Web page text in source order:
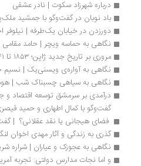
درباره شهرزاد سکوت | نادر عشقی
باد نوبان در گفت‌وگو با جمشید ملک‌پور
دورزدن در خیابان یک‌طرفه | نیلوفر اجری
نگاهی به حماسه‌ ویچر | حامد مقامی
مروری بر تاریخ جدید ژاپن؛ ۱۸۵۳ تا ۱۹۴۱ | جواد لگزیان
نگاهی به آواره‌ی ویسنی‌یک | نسیم خلیلی
نگاهی به سیاهی چسبناک شب | هوشیار
گفت‌وگو با کمال اطهاری و حمید قیصری
فضای هیجانی یا نقد عقلانی؟  | گفت‌وگو
گذری به زندگی و آثار مهدی اخوان
نگاهی به عجوزک و عیاران | شراره
و اما نجات مدارس دولتی: تجربه آمریکا |